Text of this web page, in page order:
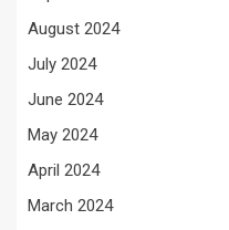
August 2024
July 2024
June 2024
May 2024
April 2024
March 2024